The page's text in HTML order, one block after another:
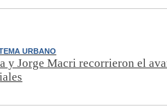
URBANO
y Jorge Macri recorrieron el